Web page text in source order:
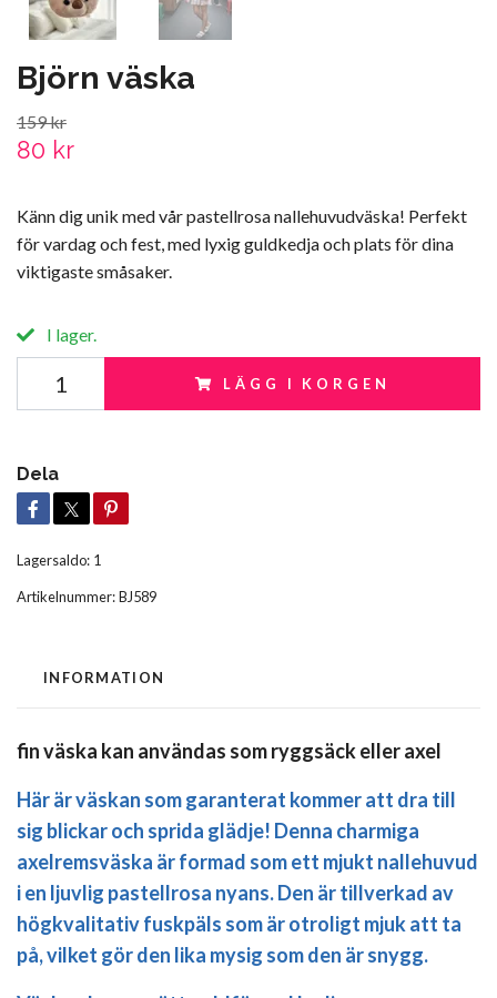
Björn väska
159 kr
80 kr
Känn dig unik med vår pastellrosa nallehuvudväska! Perfekt
för vardag och fest, med lyxig guldkedja och plats för dina
viktigaste småsaker.
I lager.
LÄGG I KORGEN
Dela
Lagersaldo: 1
Artikelnummer:BJ589
INFORMATION
fin väska kan användas som ryggsäck eller axel
Här är väskan som garanterat kommer att dra till
sig blickar och sprida glädje! Denna charmiga
axelremsväska är formad som ett mjukt nallehuvud
i en ljuvlig pastellrosa nyans. Den är tillverkad av
högkvalitativ fuskpäls som är otroligt mjuk att ta
på, vilket gör den lika mysig som den är snygg.